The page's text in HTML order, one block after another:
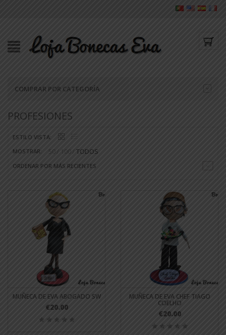
COMPRAR POR CATEGORÍA
PROFESIONES
ESTILO VISTA:
MOSTRAR:
50 100 TODOS
ORDENAR POR MÁS RECIENTES
MUÑECA DE EVA ABOGADO SW
€20.00
MUÑECA DE EVA CHEF TIAGO
COELHO
€20.00